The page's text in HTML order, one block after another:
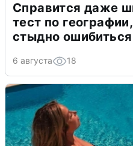
Справится даже
тест по
стыдно ошибиться
6 августа 18